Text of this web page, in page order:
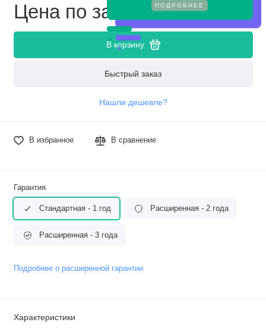
ПОДРОБНЕЕ
Цена по запросу
В корзину
Быстрый заказ
Нашли дешевле?
В избранное В сравнение
Гарантия
Стандартная - 1 год Расширенная - 2 года
Расширенная - 3 года
Подробнее о расширенной гарантии
Характеристики